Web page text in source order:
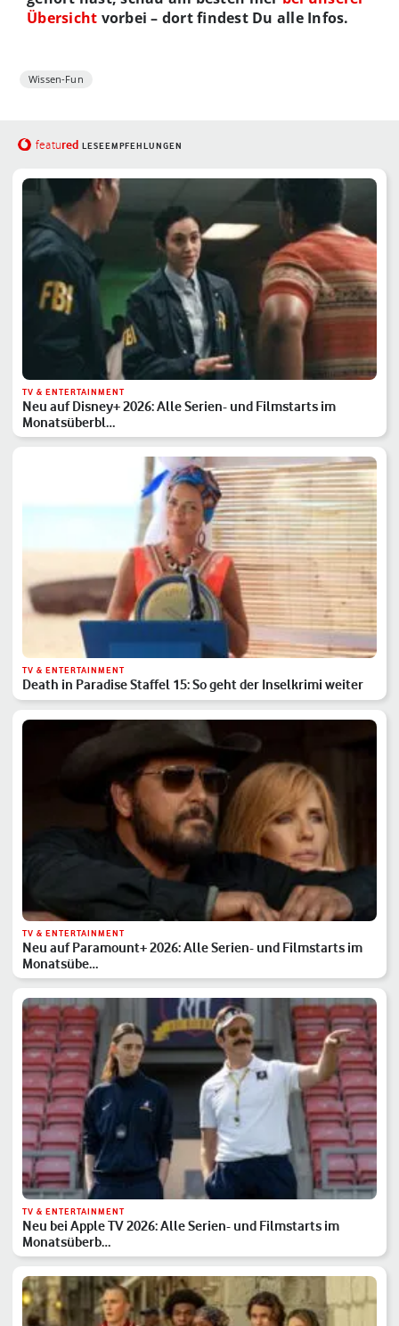
Übersicht vorbei – dort findest Du alle Infos.
Wissen-Fun
featured LESEEMPFEHLUNGEN
TV & ENTERTAINMENT
Neu auf Disney+ 2026: Alle Serien- und Filmstarts im
Monatsüberbl…
TV & ENTERTAINMENT
Death in Paradise Staffel 15: So geht der Inselkrimi weiter
TV & ENTERTAINMENT
Neu auf Paramount+ 2026: Alle Serien- und Filmstarts im
Monatsübe…
TV & ENTERTAINMENT
Neu bei Apple TV 2026: Alle Serien- und Filmstarts im
Monatsüberb…